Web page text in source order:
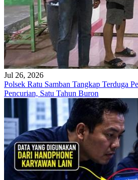
Jul 26, 2026
Polsek Ratu Samban Tangkap Terduga
Pencurian, Satu Tahun Buron